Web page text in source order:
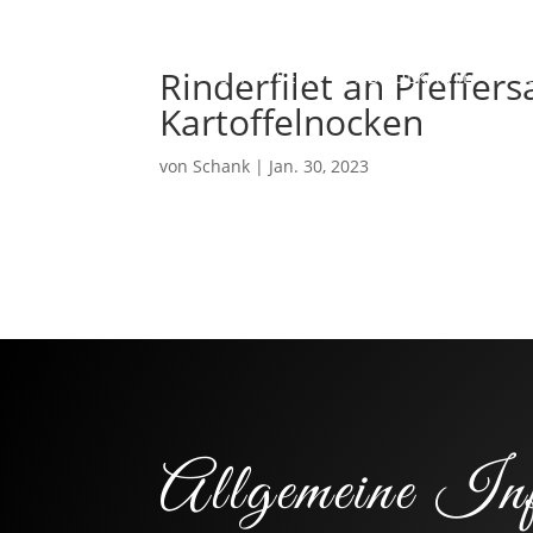
STARTSEITE ABHOLKARTE
Rinderfilet an
Kartoffelnocken
vonSchank | Jan. 30, 2023
Allgemeine